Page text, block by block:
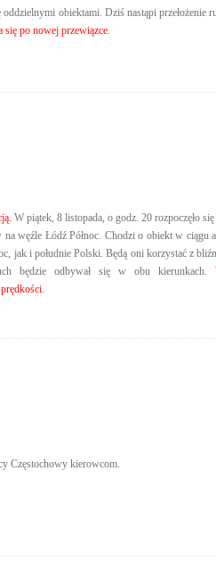
obiektami. Dziś nastąpi
po nowej przewiązce.
W piątek, 8 listopada, o godz. 20 rozpoczęło
węźle Łódź Północ. Chodzi o obiekt w
jak i południe Polski. Będą oni korzystać z
będzie odbywał się w obu kierunkach.
Częstochowy kierowcom.